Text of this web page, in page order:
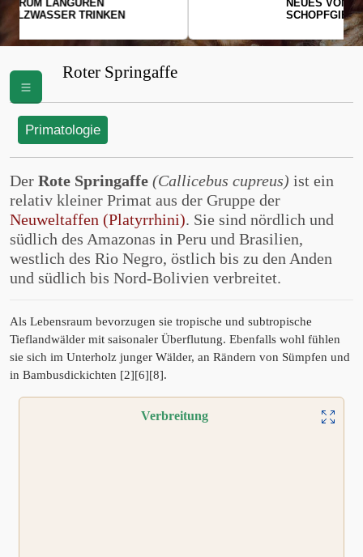
SCHOPFGIBBONS UND IHRER
Roter Springaffe
Primatologie
Der Rote Springaffe (Callicebus cupreus) ist ein
relativ kleiner Primat aus der Gruppe der
Neuweltaffen (Platyrrhini). Sie sind nördlich und
südlich des Amazonas in Peru und Brasilien,
westlich des Rio Negro, östlich bis zu den Anden
und südlich bis Nord-Bolivien verbreitet.
Als Lebensraum bevorzugen sie tropische und subtropische
Tieflandwälder mit saisonaler Überflutung. Ebenfalls wohl fühlen
sie sich im Unterholz junger Wälder, an Rändern von Sümpfen und
in Bambusdickichten [2][6][8].
Verbreitung